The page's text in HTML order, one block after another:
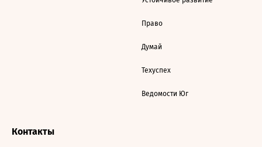
Право
Думай
Техуспех
Ведомости Юг
Контакты